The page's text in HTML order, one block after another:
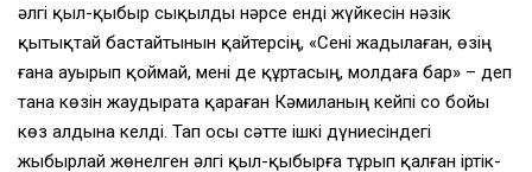
әлгi қыл-қыбыр сықылды нәрсе ендi жүйкесiн нәзiк
қытықтай бастайтынын қайтерсiң, «Сенi жадылаған, өзiң
ғана ауырып қоймай, менi де құртасың, молдаға бар» – деп
тана көзiн жаудырата қараған Кәмиланың кейпi со бойы
көз алдына келдi. Тап осы сәтте iшкi дүниесiндегi
жыбырлай жөнелген әлгi қыл-қыбырға тұрып қалған iртiк-